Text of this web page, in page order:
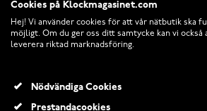
Cookies på Klockmagasinet.com
Hej! Vi använder cookies för att vår nätbutik ska
möjligt. Om du ger oss ditt samtycke kan vi också
leverera riktad marknadsföring.
Nödvändiga Cookies
Prestandacookies